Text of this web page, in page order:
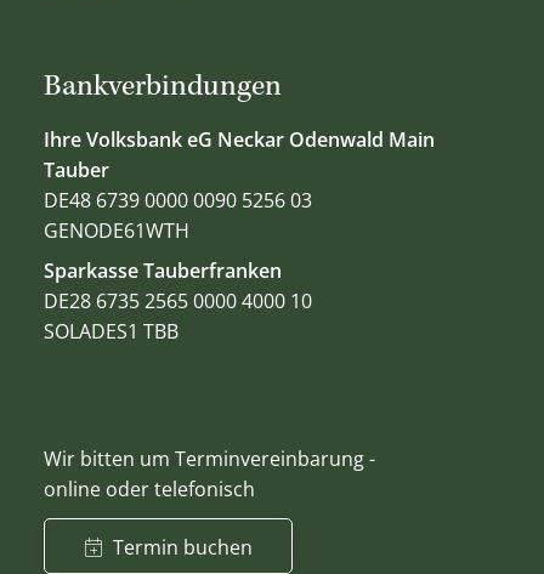
Bankverbindungen
Ihre Volksbank eG Neckar Odenwald Main
Tauber
DE48 6739 0000 0090 5256 03
GENODE61WTH
Sparkasse Tauberfranken
DE28 6735 2565 0000 4000 10
SOLADES1 TBB
Wir bitten um Terminvereinbarung -
online oder telefonisch
Termin buchen